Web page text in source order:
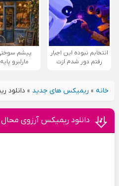
انتخابم نبوده این اجبار
رفتم دور شدم ازت
پیشم
مارلبرو
خانه» ریمیکس های جدید » دانلود
دانلود ریمیکس آرزوی محال